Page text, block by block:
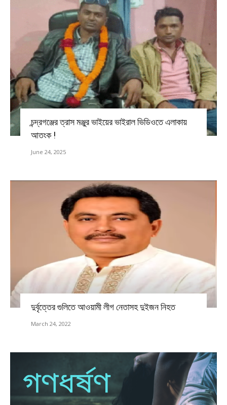
চন্দ্রগঞ্জের ত্রাস মঞ্জুর ভাইয়ের ভাইরাল ভিডিওতে এলাকায়
আতংক !
June 24, 2025
দুর্বৃত্তের গুলিতে আওয়ামী লীগ নেতাসহ দুইজন নিহত
March 24, 2022